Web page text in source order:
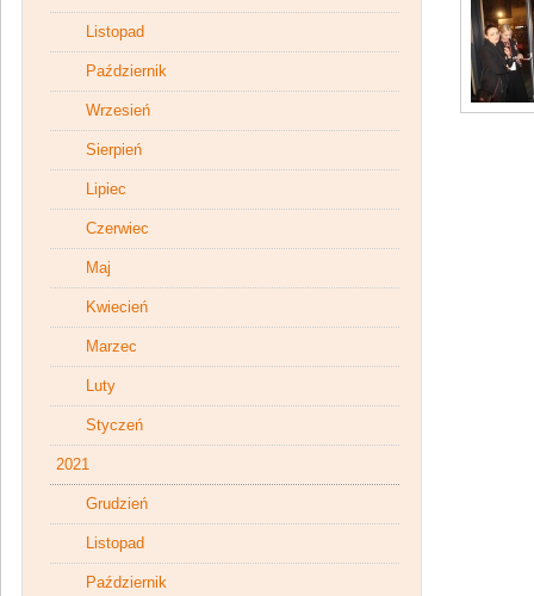
Listopad
Październik
Wrzesień
Sierpień
Lipiec
Czerwiec
Maj
Kwiecień
Marzec
Luty
Styczeń
2021
Grudzień
Listopad
Październik